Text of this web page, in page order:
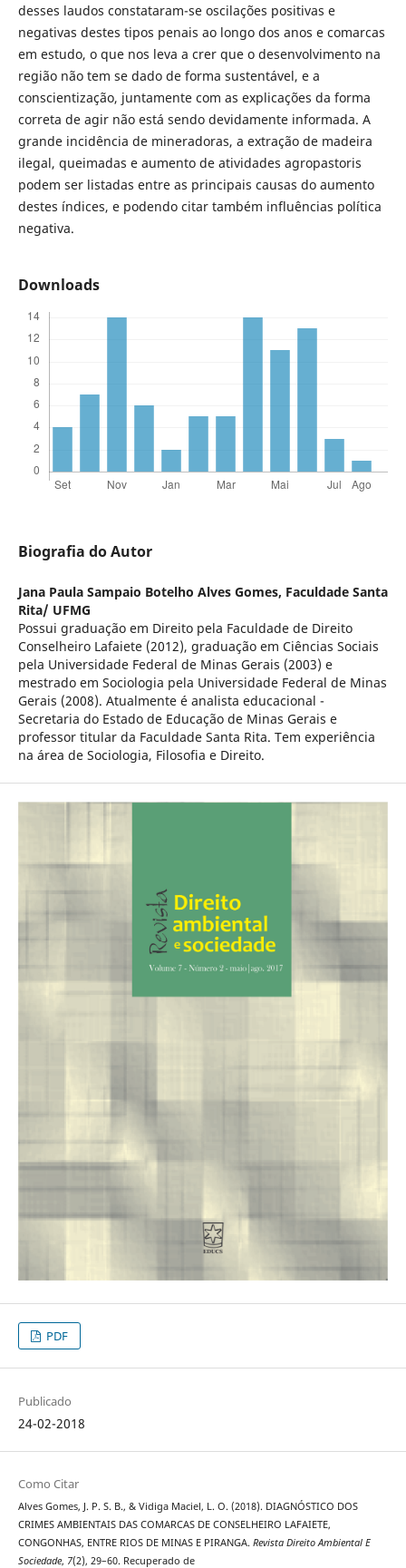
desses laudos constataram-se oscilações positivas e
negativas destes tipos penais ao longo dos anos e comarcas
em estudo, o que nos leva a crer que o desenvolvimento na
região não tem se dado de forma sustentável, e a
conscientização, juntamente com as explicações da forma
correta de agir não está sendo devidamente informada. A
grande incidência de mineradoras, a extração de madeira
ilegal, queimadas e aumento de atividades agropastoris
podem ser listadas entre as principais causas do aumento
destes índices, e podendo citar também influências política
negativa.
Downloads
Biografia do Autor
Jana Paula Sampaio Botelho Alves Gomes, Faculdade Santa
Rita/ UFMG
Possui graduação em Direito pela Faculdade de Direito
Conselheiro Lafaiete (2012), graduação em Ciências Sociais
pela Universidade Federal de Minas Gerais (2003) e
mestrado em Sociologia pela Universidade Federal de Minas
Gerais (2008). Atualmente é analista educacional -
Secretaria do Estado de Educação de Minas Gerais e
professor titular da Faculdade Santa Rita. Tem experiência
na área de Sociologia, Filosofia e Direito.
PDF
Publicado
24-02-2018
Como Citar
Alves Gomes, J. P. S. B., & Vidiga Maciel, L. O. (2018). DIAGNÓSTICO DOS
CRIMES AMBIENTAIS DAS COMARCAS DE CONSELHEIRO LAFAIETE,
CONGONHAS, ENTRE RIOS DE MINAS E PIRANGA. Revista Direito Ambiental E
Sociedade, 7(2), 29–60. Recuperado de